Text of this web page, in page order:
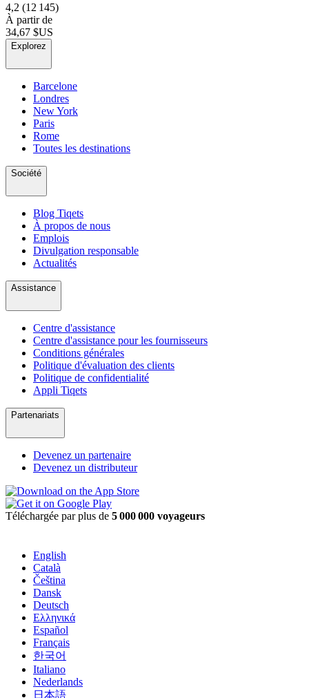
4,2 (12 145)
À partir de
34,67 $US
Explorez
Barcelone
Londres
New York
Paris
Rome
Toutes les destinations
Société
Blog Tiqets
À propos de nous
Emplois
Divulgation responsable
Actualités
Assistance
Centre d'assistance
Centre d'assistance pour les fournisseurs
Conditions générales
Politique d'évaluation des clients
Politique de confidentialité
Appli Tiqets
Partenariats
Devenez un partenaire
Devenez un distributeur
Téléchargée par plus de 5 000 000 voyageurs
English
Català
Čeština
Dansk
Deutsch
Ελληνικά
Español
Français
한국어
Italiano
Nederlands
日本語